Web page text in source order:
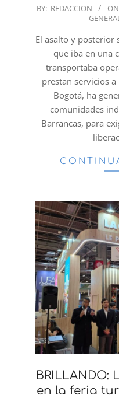
2025-
28
BY: REDACCION
El asalto y posterior
que iba en una
transportaba
prestan servicios
Bogotá, ha
comunidades
Barrancas, para
en la feria